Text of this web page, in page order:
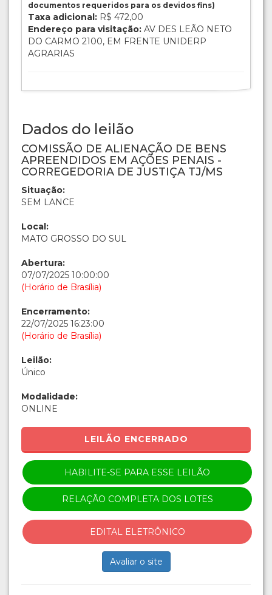
documentos requeridos para os devidos fins)
Taxa adicional: R$ 472,00
Endereço para visitação: AV DES LEÃO NETO
DO CARMO 2100, EM FRENTE UNIDERP
AGRARIAS
Dados do leilão
COMISSÃO DE ALIENAÇÃO DE BENS
APREENDIDOS EM AÇÕES PENAIS -
CORREGEDORIA DE JUSTIÇA TJ/MS
Situação:
SEM LANCE
Local:
MATO GROSSO DO SUL
Abertura:
07/07/2025 10:00:00
(Horário de Brasília)
Encerramento:
22/07/2025 16:23:00
(Horário de Brasília)
Leilão:
Único
Modalidade:
ONLINE
LEILÃO ENCERRADO
HABILITE-SE PARA ESSE LEILÃO
RELAÇÃO COMPLETA DOS LOTES
EDITAL ELETRÔNICO
Avaliar o site